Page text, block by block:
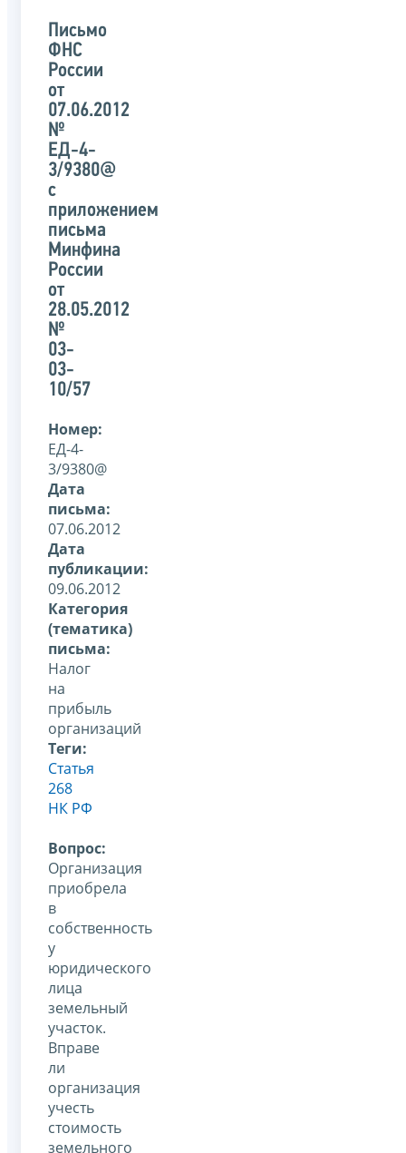
органом
указанного
письма
Письмо
ФНС
России
от
07.06.2012
№
ЕД-4-
3/9380@
с
приложением
письма
Минфина
России
от
28.05.2012
№
03-
03-
10/57
Номер:
ЕД-4-
3/9380@
Дата
письма:
07.06.2012
Дата
публикации:
09.06.2012
Категория
(тематика)
письма:
Налог
на
прибыль
организаций
Теги:
Статья
268
НК РФ
Вопрос:
Организация
приобрела
в
собственность
у
юридического
лица
земельный
участок.
Вправе
ли
организация
учесть
стоимость
земельного